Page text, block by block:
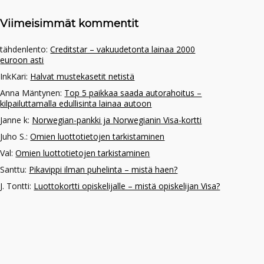
Viimeisimmät kommentit
tähdenlento:Creditstar – vakuudetonta lainaa 2000
euroon asti
InkKari: Halvat mustekasetit netistä
Anna Mäntynen: Top 5 paikkaa saada autorahoitus –
kilpailuttamalla edullisinta lainaa autoon
Janne k: Norwegian-pankki ja Norwegianin Visa-kortti
Juho S.:Omien luottotietojen tarkistaminen
Val:Omien luottotietojen tarkistaminen
Santtu: Pikavippi ilman puhelinta – mistä haen?
J. Tontti: Luottokortti opiskelijalle – mistä opiskelijan Visa?